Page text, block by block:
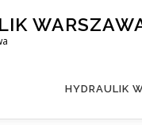
HYDRAULIK